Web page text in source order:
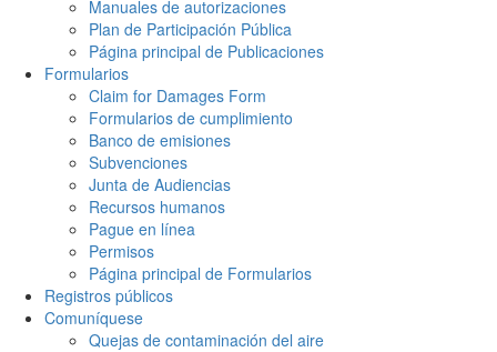
Manuales de autorizaciones
Plan de Participación Pública
Página principal de Publicaciones
Formularios
Claim for Damages Form
Formularios de cumplimiento
Banco de emisiones
Subvenciones
Junta de Audiencias
Recursos humanos
Pague en línea
Permisos
Página principal de Formularios
Registros públicos
Comuníquese
Quejas de contaminación del aire